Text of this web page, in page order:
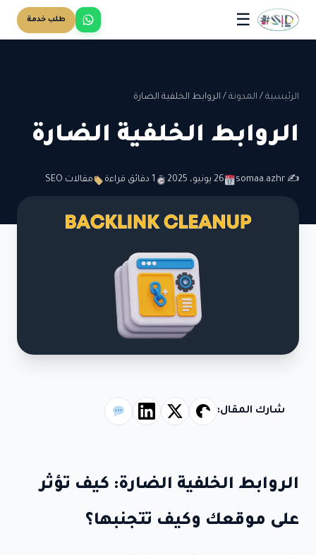
☰ طلب خدمة
الرئيسية / المدونة / الروابط الخلفية الضارة
الروابط الخلفية الضارة
✍️ somaa.azhr 26 يونيو، 2025 1 دقائق قراءة مقالات SEO
شارك المقال:
الروابط الخلفية الضارة: كيف تؤثر
على موقعك وكيف تتجنبها؟